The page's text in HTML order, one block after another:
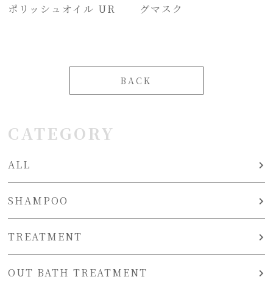
ポリッシュオイル UR
グマスク
BACK
CATEGORY
ALL
SHAMPOO
TREATMENT
OUT BATH TREATMENT